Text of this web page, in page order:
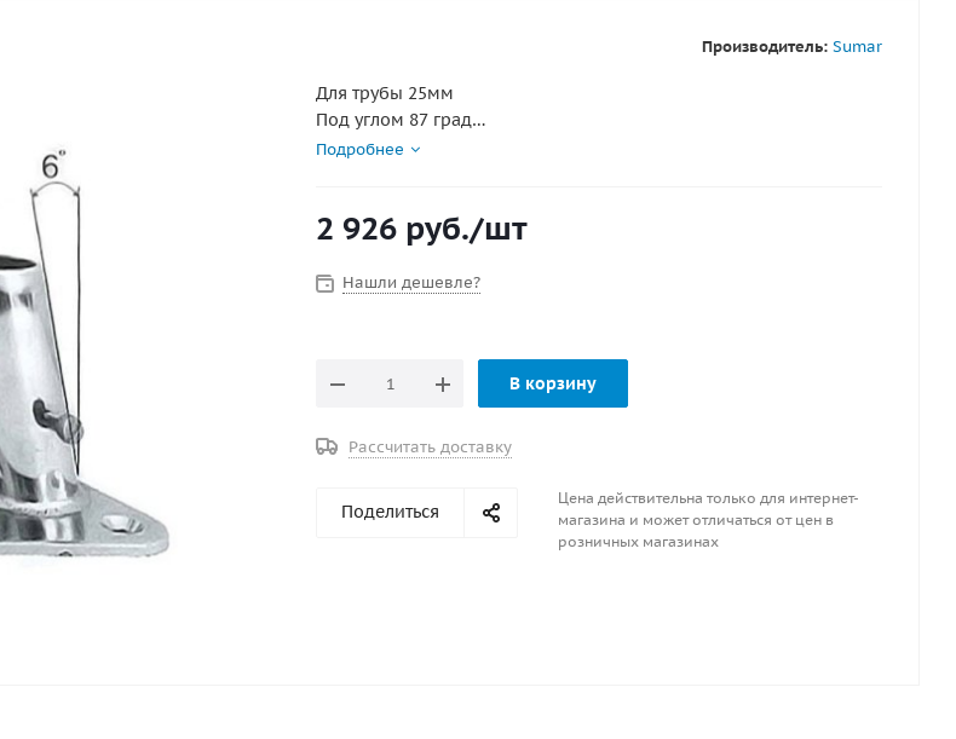
Производитель: Sumar
Для трубы 25мм
Под углом 87 град
Размеры 85х85х75
Подробнее
2 926 руб./шт
Нашли дешевле?
В корзину
Рассчитать доставку
Поделиться
Цена действительна только для интернет-
магазина и может отличаться от цен в
розничных магазинах